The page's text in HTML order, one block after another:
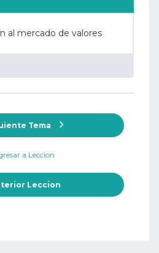
al mercado de valores
Leccion
a Leccion
Tema